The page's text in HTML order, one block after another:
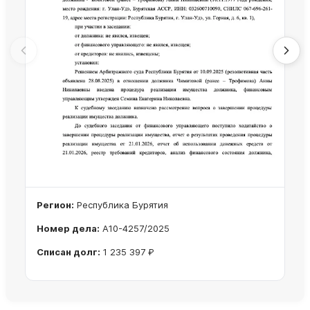
Регион: Республика Бурятия
Номер дела: А10-4257/2025
Списан долг: 1 235 397 ₽